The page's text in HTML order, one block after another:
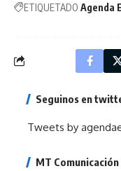
ETIQUETADO Agenda
Seguinos en
Tweets by
MT